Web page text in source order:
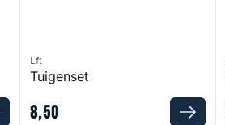
Lft
Tuigenset
8,50